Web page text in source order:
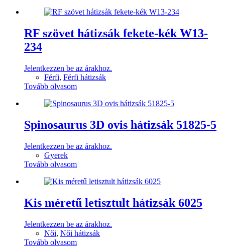
RF szövet hátizsák fekete-kék W13-
234
Jelentkezzen be az árakhoz.
Férfi, Férfi hátizsák
Tovább olvasom
Spinosaurus 3D ovis hátizsák 51825-5
Jelentkezzen be az árakhoz.
Gyerek
Tovább olvasom
Kis méretű letisztult hátizsák 6025
Jelentkezzen be az árakhoz.
Női, Női hátizsák
Tovább olvasom